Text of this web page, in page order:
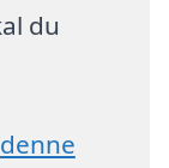
du
denne